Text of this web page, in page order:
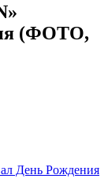
(ФОТО,